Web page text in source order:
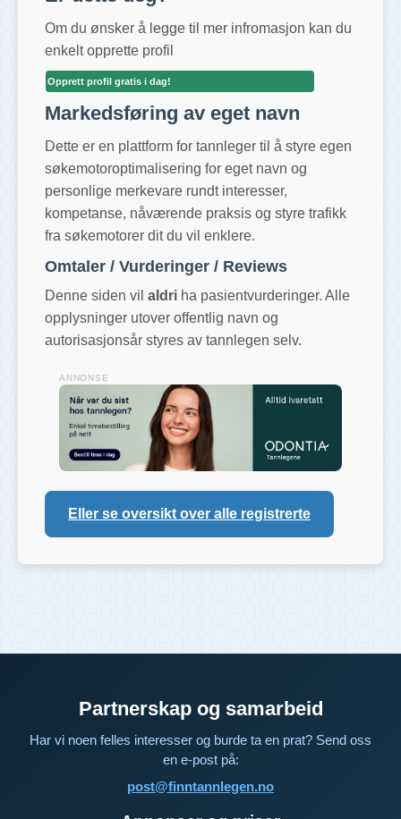
Om du ønsker å legge til mer infromasjon kan du
enkelt opprette profil
Opprett profil gratis i dag!
Markedsføring av eget navn
Dette er en plattform for tannleger til å styre egen
søkemotoroptimalisering for eget navn og
personlige merkevare rundt interesser,
kompetanse, nåværende praksis og styre trafikk
fra søkemotorer dit du vil enklere.
Omtaler / Vurderinger / Reviews
Denne siden vil aldri ha pasientvurderinger. Alle
opplysninger utover offentlig navn og
autorisasjonsår styres av tannlegen selv.
ANNONSE
Eller se oversikt over alle registrerte
Partnerskap og samarbeid
Har vi noen felles interesser og burde ta en prat? Send oss
en e-post på:
post@finntannlegen.no